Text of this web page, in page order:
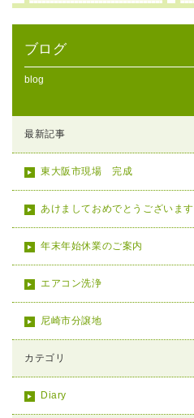
ブログ
blog
最新記事
東大阪市現場 完成
あけましておめでとうございます
年末年始休業のご案内
エアコン洗浄
尼崎市分譲地
カテゴリ
Diary